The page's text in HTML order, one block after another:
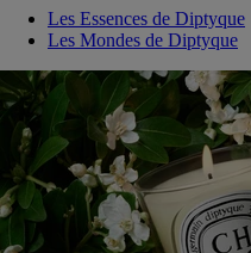
Les Essences de Diptyque
Les Mondes de Diptyque